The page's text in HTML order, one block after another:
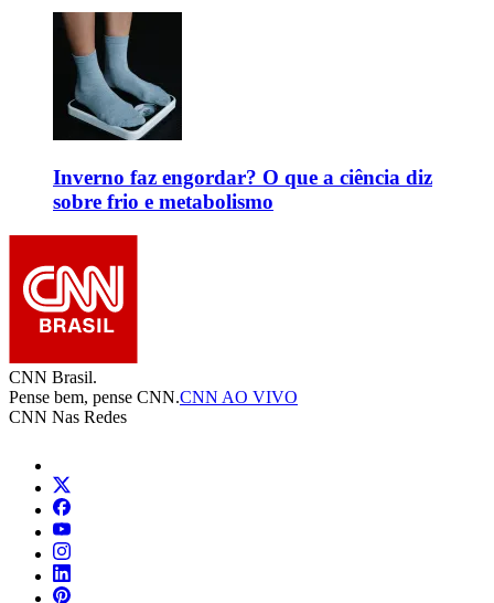
Inverno faz engordar? O que a ciência diz
sobre frio e metabolismo
CNN Brasil.
Pense bem, pense CNN.CNN AO VIVO
CNN Nas Redes